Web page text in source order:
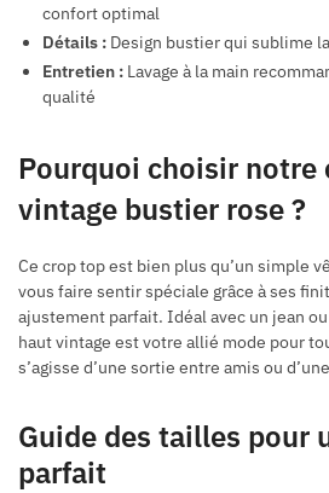
confort optimal
Détails : Design bustier qui sublime
Entretien : Lavage à la main
qualité
Pourquoi choisir notre
vintage bustier rose ?
Ce crop top est bien plus qu’un simple
vous faire sentir spéciale grâce à ses
ajustement parfait. Idéal avec un jean
haut vintage est votre allié mode pour
s’agisse d’une sortie entre amis ou
Guide des tailles pour
parfait